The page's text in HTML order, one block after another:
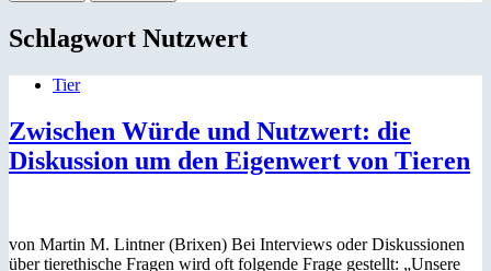
Schlagwort Nutzwert
Tier
Zwischen Würde und Nutzwert: die
Diskussion um den Eigenwert von Tieren
von Martin M. Lintner (Brixen) Bei Interviews oder Diskussionen
über tierethische Fragen wird oft folgende Frage gestellt: „Unsere